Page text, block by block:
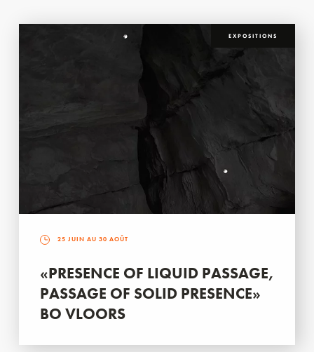
EXPOSITIONS
25 JUIN AU 30 AOÛT
«PRESENCE OF LIQUID PASSAGE,
PASSAGE OF SOLID PRESENCE»
BO VLOORS